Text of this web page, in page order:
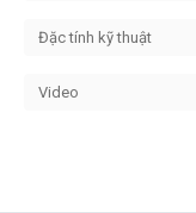
Đặc tính kỹ thuật
Video